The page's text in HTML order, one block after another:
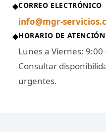
◆CORREO ELECTRÓNICO
info@mgr-
◆HORARIO DE ATENCIÓN
Lunes a Viernes: 9:00
Consultar
urgentes.